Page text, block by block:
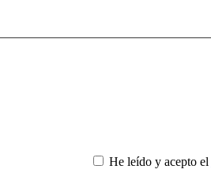
He leído y acepto el